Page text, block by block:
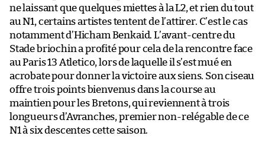
ne laissant que quelques miettes à la L2, et rien du tout
au N1, certains artistes tentent de l’attirer. C’est le cas
notamment d’Hicham Benkaid. L’avant-centre du
Stade briochin a profité pour cela de la rencontre face
au Paris 13 Atletico, lors de laquelle il s’est mué en
acrobate pour donner la victoire aux siens. Son ciseau
offre trois points bienvenus dans la course au
maintien pour les Bretons, qui reviennent à trois
longueurs d’Avranches, premier non-relégable de ce
N1 à six descentes cette saison.